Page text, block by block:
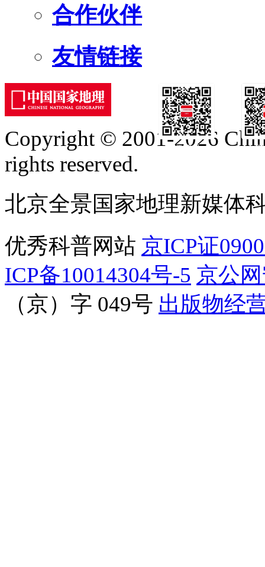
合作伙伴
友情链接
订阅号
Copyright © 2001-2026
rights reserved.
北京全景国家地理新媒体
优秀科普网站 京ICP证
ICP备10014304号-5 京公
（京）字 049号 出版物经